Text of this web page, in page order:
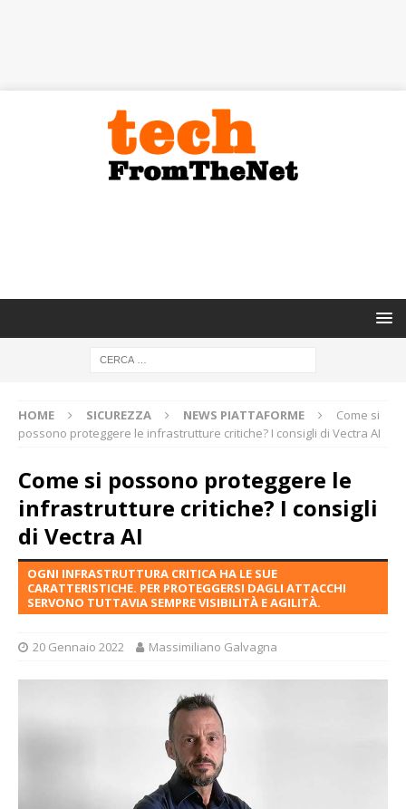
HOME SICUREZZA NEWS PIATTAFORME
Come si
possono proteggere le infrastrutture critiche? I consigli di Vectra AI
Come si possono proteggere le
infrastrutture critiche? I consigli
di Vectra AI
OGNI INFRASTRUTTURA CRITICA HA LE SUE
CARATTERISTICHE. PER PROTEGGERSI DAGLI ATTACCHI
SERVONO TUTTAVIA SEMPRE VISIBILITÀ E AGILITÀ.
20 Gennaio 2022 Massimiliano Galvagna